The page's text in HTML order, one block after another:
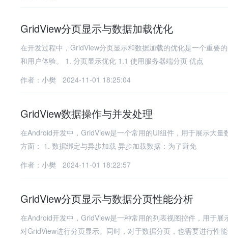
GridView分页显示与数据加载优化
在开发过程中，GridView分页显示和数据加载的优化是一个重要
和用户体验。 1. 分页显示优化 1.1 使用服务器端分页 优点
作者：小樊
2024-11-01 18:25:04
GridView数据操作与并发处理
在Android开发中，GridView是一个常用的UI组件，用于展示大
方面： 1. 数据绑定与异步加载 异步加载数据：为了避免
作者：小樊
2024-11-01 18:22:57
GridView分页显示与数据分页性能分析
在Android开发中，GridView是一种常用的列表视图控件，用于
对GridView进行分页显示。同时，对于数据分页，也需要进行性